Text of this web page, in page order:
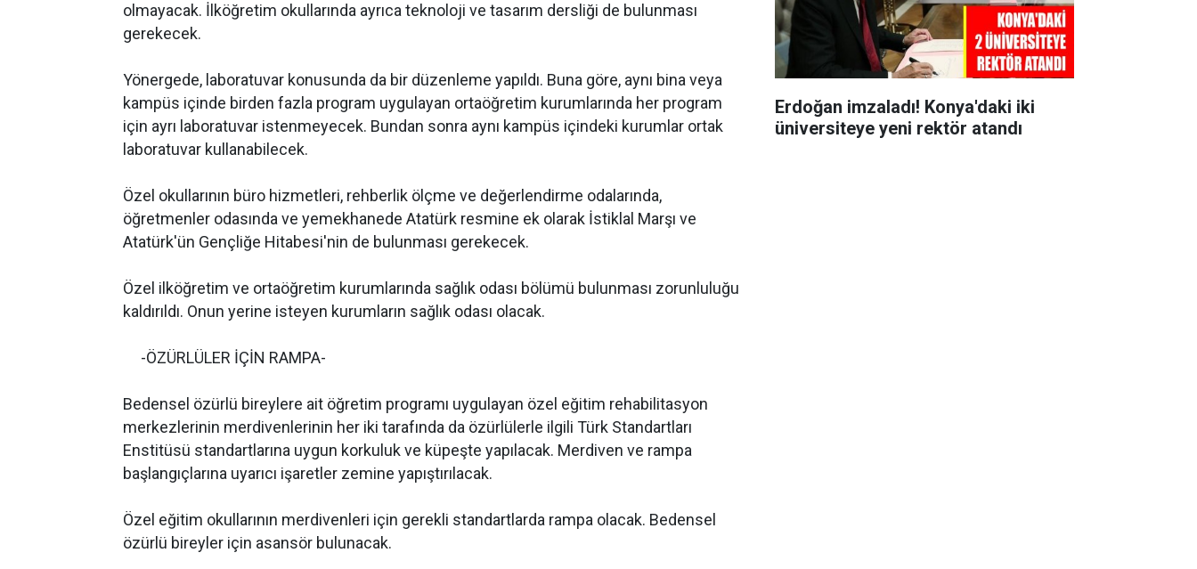
olmayacak. İlköğretim okullarında ayrıca teknoloji ve tasarım dersliği de bulunması
gerekecek.
Yönergede, laboratuvar konusunda da bir düzenleme yapıldı. Buna göre, aynı bina veya
kampüs içinde birden fazla program uygulayan ortaöğretim kurumlarında her program
için ayrı laboratuvar istenmeyecek. Bundan sonra aynı kampüs içindeki kurumlar ortak
laboratuvar kullanabilecek.
Özel okullarının büro hizmetleri, rehberlik ölçme ve değerlendirme odalarında,
öğretmenler odasında ve yemekhanede Atatürk resmine ek olarak İstiklal Marşı ve
Atatürk'ün Gençliğe Hitabesi'nin de bulunması gerekecek.
Özel ilköğretim ve ortaöğretim kurumlarında sağlık odası bölümü bulunması zorunluluğu
kaldırıldı. Onun yerine isteyen kurumların sağlık odası olacak.
-ÖZÜRLÜLER İÇİN RAMPA-
Bedensel özürlü bireylere ait öğretim programı uygulayan özel eğitim rehabilitasyon
merkezlerinin merdivenlerinin her iki tarafında da özürlülerle ilgili Türk Standartları
Enstitüsü standartlarına uygun korkuluk ve küpeşte yapılacak. Merdiven ve rampa
başlangıçlarına uyarıcı işaretler zemine yapıştırılacak.
Özel eğitim okullarının merdivenleri için gerekli standartlarda rampa olacak. Bedensel
özürlü bireyler için asansör bulunacak.
Erdoğan imzaladı! Konya'daki iki
üniversiteye yeni rektör atandı